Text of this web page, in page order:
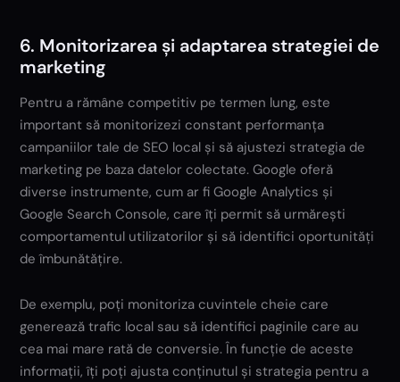
6. Monitorizarea și adaptarea strategiei de
marketing
Pentru a rămâne competitiv pe termen lung, este
important să monitorizezi constant performanța
campaniilor tale de SEO local și să ajustezi strategia de
marketing pe baza datelor colectate. Google oferă
diverse instrumente, cum ar fi Google Analytics și
Google Search Console, care îți permit să urmărești
comportamentul utilizatorilor și să identifici oportunități
de îmbunătățire.
De exemplu, poți monitoriza cuvintele cheie care
generează trafic local sau să identifici paginile care au
cea mai mare rată de conversie. În funcție de aceste
informații, îți poți ajusta conținutul și strategia pentru a